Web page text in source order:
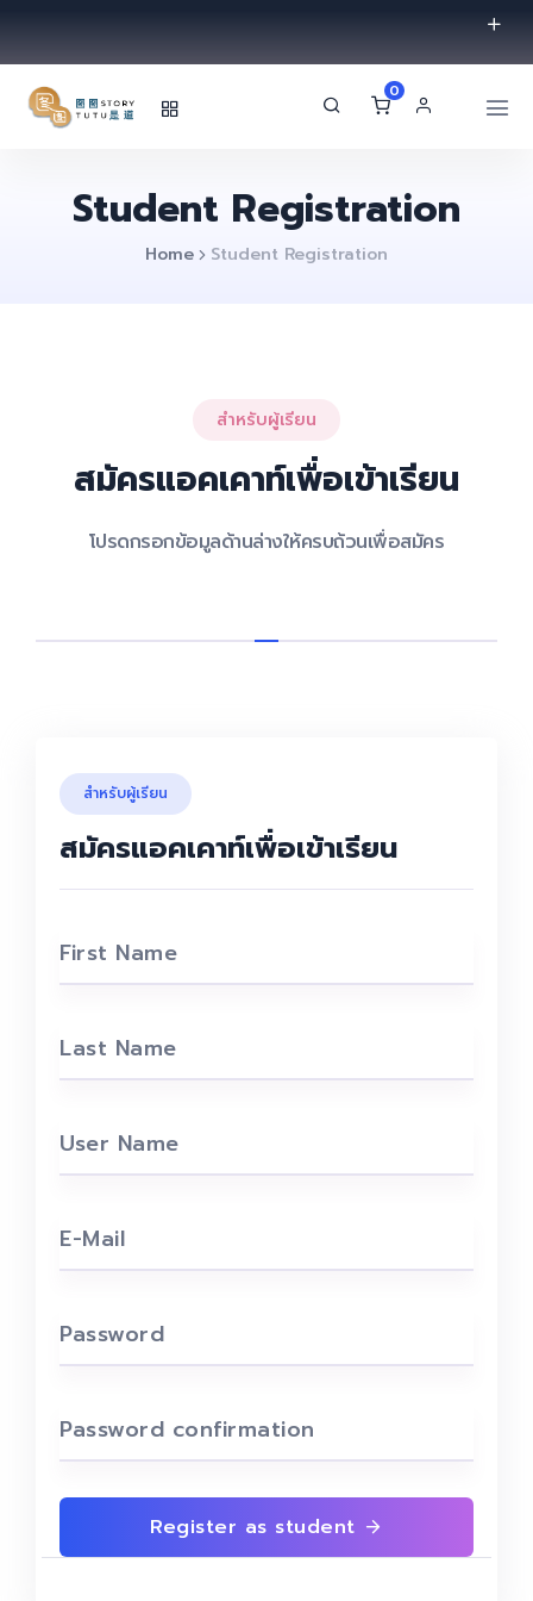
0
Student Registration
Home Student Registration
สำหรับผู้เรียน
สมัครแอคเคาท์เพื่อเข้าเรียน
โปรดกรอกข้อมูลด้านล่างให้ครบถ้วนเพื่อสมัคร
สำหรับผู้เรียน
สมัครแอคเคาท์เพื่อเข้าเรียน
First Name
Last Name
User Name
E-Mail
Password
Password confirmation
Register as student